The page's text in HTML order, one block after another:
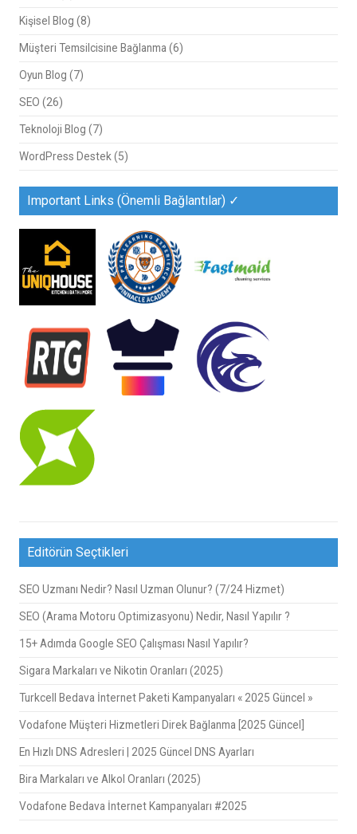
Kişisel Blog (8)
Müşteri Temsilcisine Bağlanma (6)
Oyun Blog (7)
SEO (26)
Teknoloji Blog (7)
WordPress Destek (5)
Important Links (Önemli Bağlantılar) ✓
Editörün Seçtikleri
SEO Uzmanı Nedir? Nasıl Uzman Olunur? (7/24 Hizmet)
SEO (Arama Motoru Optimizasyonu) Nedir, Nasıl Yapılır ?
15+ Adımda Google SEO Çalışması Nasıl Yapılır?
Sigara Markaları ve Nikotin Oranları (2025)
Turkcell Bedava İnternet Paketi Kampanyaları « 2025 Güncel »
Vodafone Müşteri Hizmetleri Direk Bağlanma [2025 Güncel]
En Hızlı DNS Adresleri | 2025 Güncel DNS Ayarları
Bira Markaları ve Alkol Oranları (2025)
Vodafone Bedava İnternet Kampanyaları #2025